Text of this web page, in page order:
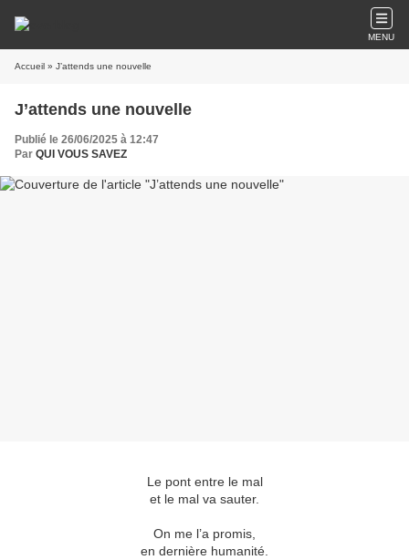
MENU
Accueil » J’attends une nouvelle
J’attends une nouvelle
Publié le 26/06/2025 à 12:47
Par QUI VOUS SAVEZ
Le pont entre le mal
et le mal va sauter.
On me l’a promis,
en dernière humanité.